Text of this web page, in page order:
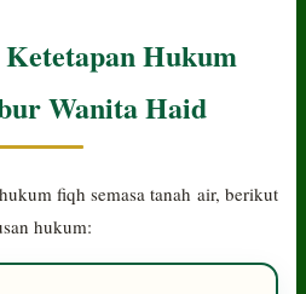
Hukum
Wanita Haid
fiqh semasa tanah air, berikut
hukum: